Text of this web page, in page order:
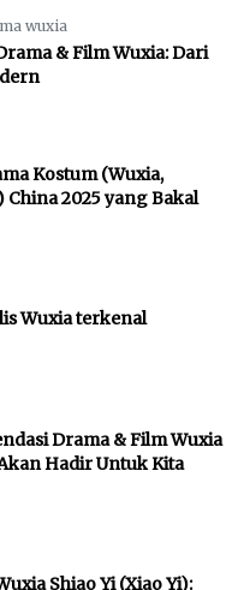
wuxia
& Film Wuxia: Dari
Kostum (Wuxia,
China 2025 yang Bakal
Wuxia terkenal
Drama & Film Wuxia
Hadir Untuk Kita
Shiao Yi (Xiao Yi):